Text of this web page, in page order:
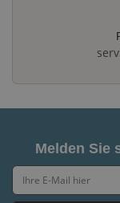
Melden Sie